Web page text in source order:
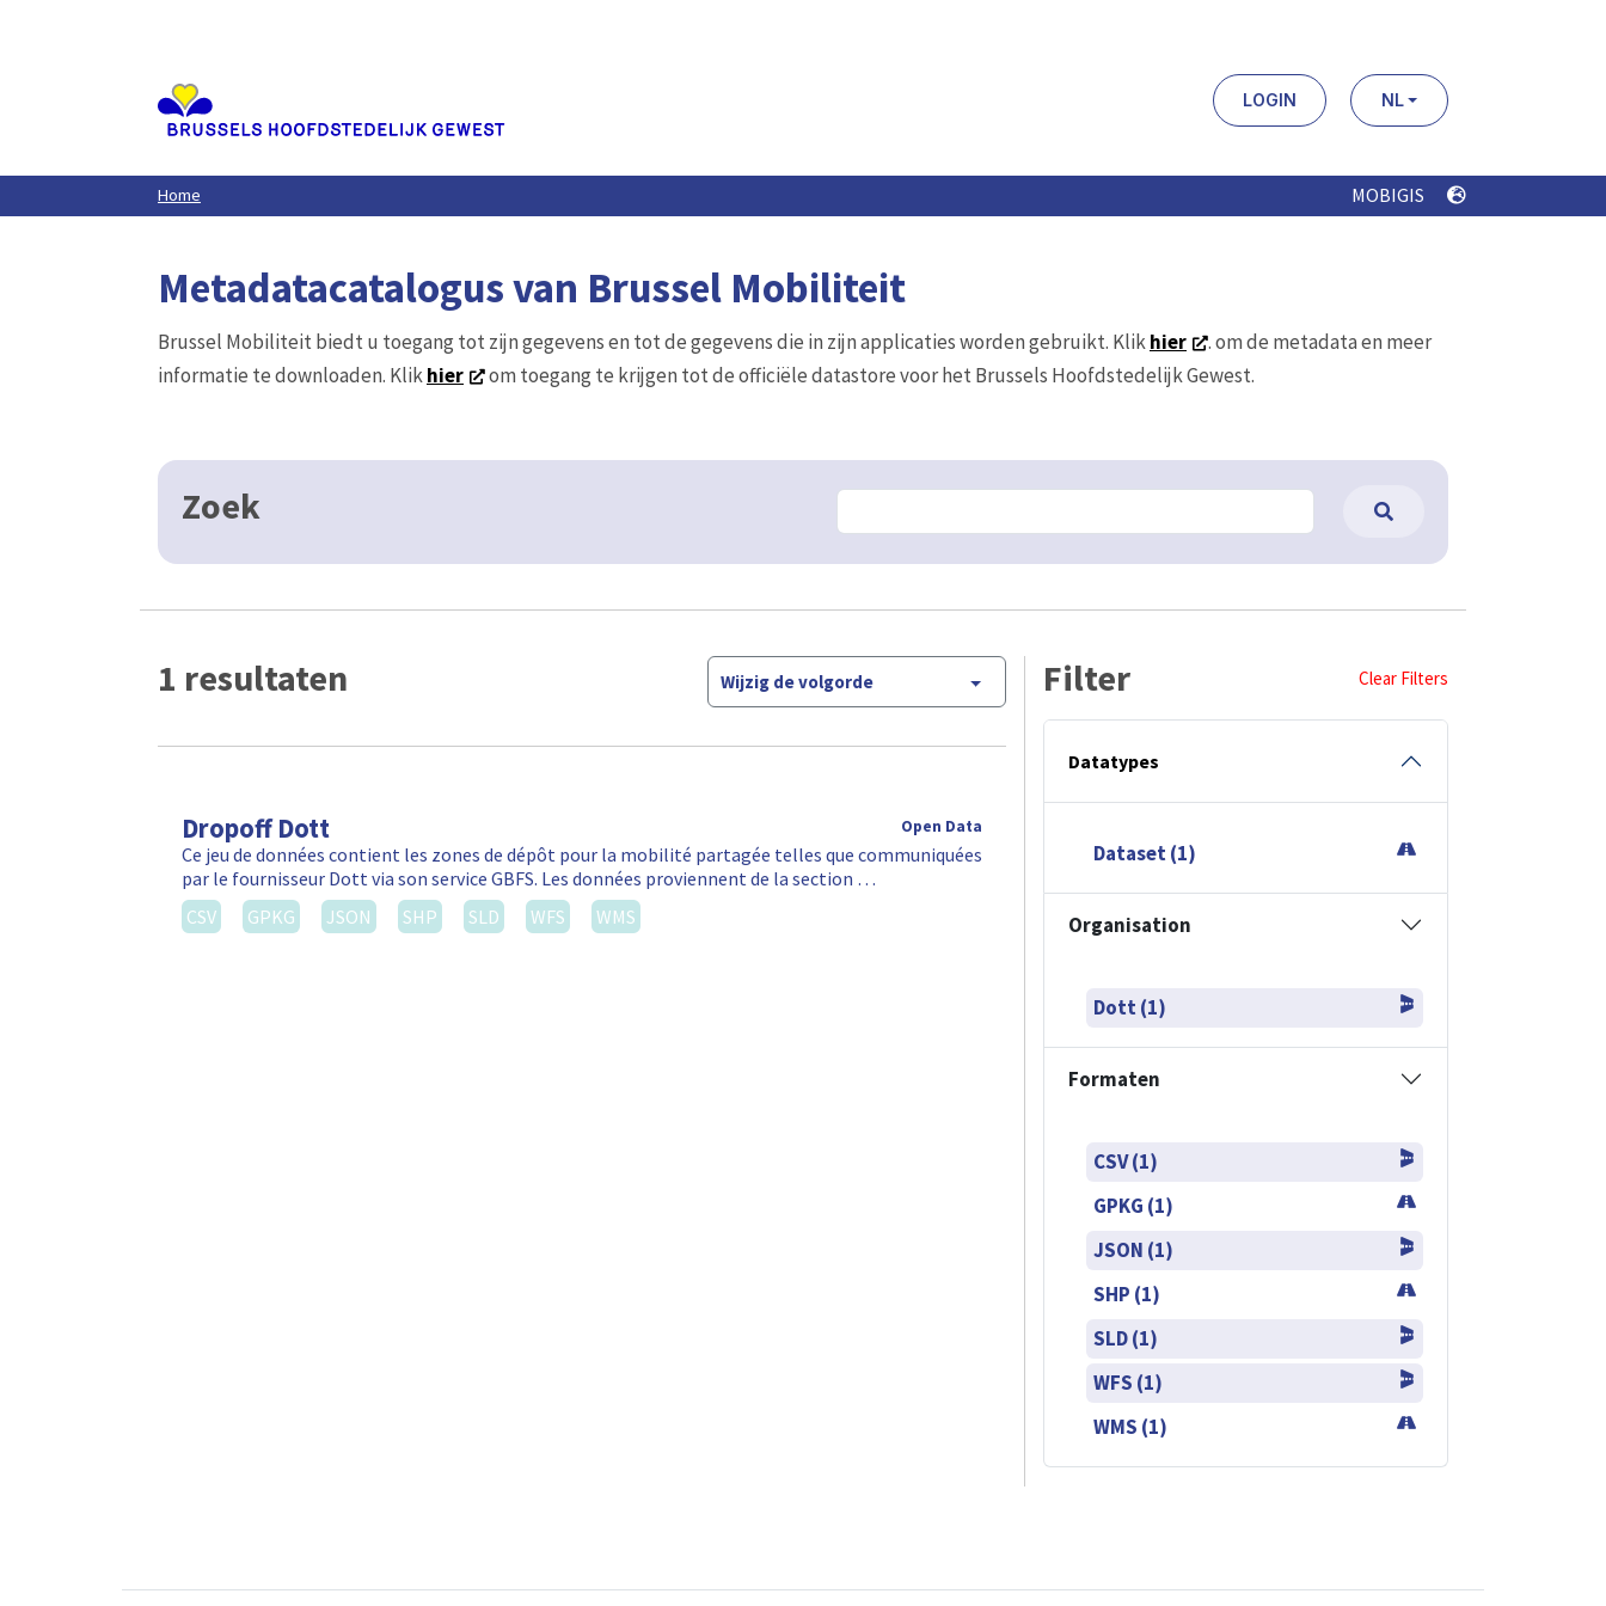
LOGIN NL
Home MOBIGIS
Metadatacatalogus van Brussel Mobiliteit
Brussel Mobiliteit biedt u toegang tot zijn gegevens en tot de gegevens die in zijn applicaties worden gebruikt. Klikhier
. om de metadata en meer
informatie te downloaden. Klikhier om toegang te krijgen tot de officiële datastore voor het Brussels Hoofdstedelijk Gewest.
Zoek
1 resultaten Wijzig de volgorde
Dropoff Dott Open Data
Ce jeu de données contient les zones de dépôt pour la mobilité partagée telles que communiquées
par le fournisseur Dott via son service GBFS. Les données proviennent de la section …
CSV
GPKG JSON SHP SLD WFS WMS
Filter Clear Filters
Datatypes
Dataset (1)
Organisation
Dott (1)
Formaten
CSV (1)
GPKG (1)
JSON (1)
SHP (1)
SLD (1)
WFS (1)
WMS (1)